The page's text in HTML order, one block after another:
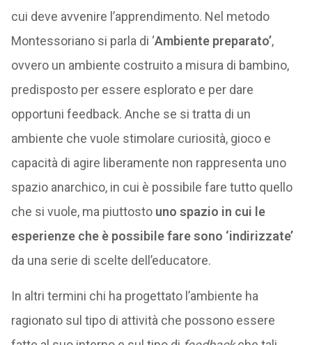
cui deve avvenire l’apprendimento. Nel metodo
Montessoriano si parla di ‘Ambiente preparato’,
ovvero un ambiente costruito a misura di bambino,
predisposto per essere esplorato e per dare
opportuni feedback. Anche se si tratta di un
ambiente che vuole stimolare curiosità, gioco e
capacità di agire liberamente non rappresenta uno
spazio anarchico, in cui è possibile fare tutto quello
che si vuole, ma piuttosto uno spazio in cui le
esperienze che è possibile fare sono ‘indirizzate’
da una serie di scelte dell’educatore.
In altri termini chi ha progettato l’ambiente ha
ragionato sul tipo di attività che possono essere